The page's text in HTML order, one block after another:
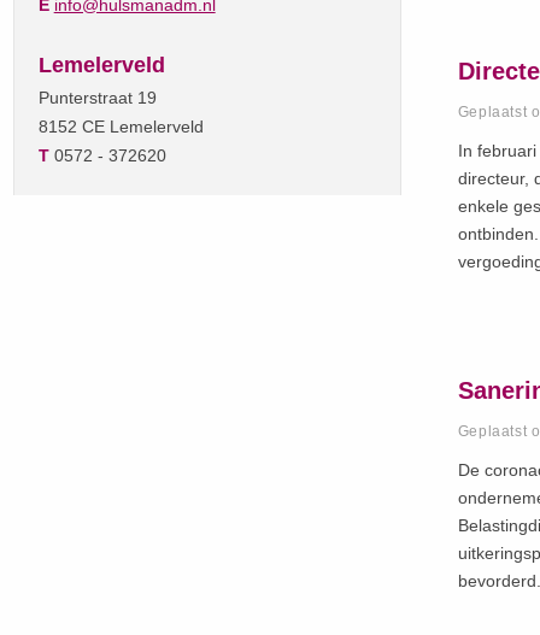
E info@hulsmanadm.nl
Lemelerveld
Punterstraat 19
8152 CE Lemelerveld
T0572 - 372620
Geplaatst
In
directeur,
enkele
Geplaatst
De